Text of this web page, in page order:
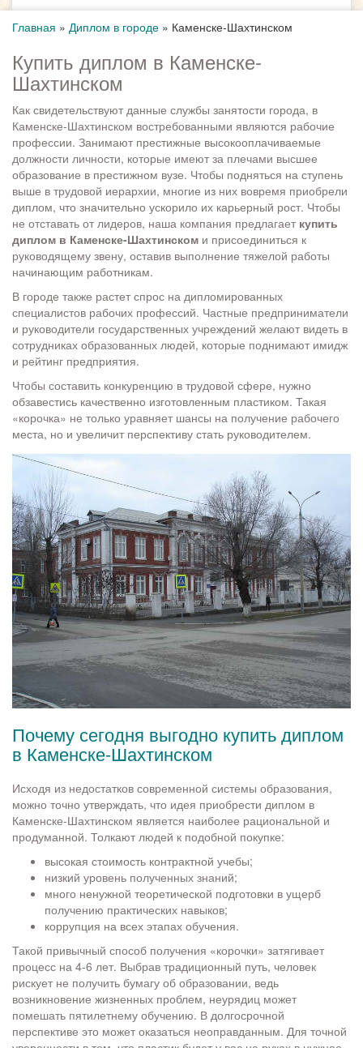
Главная » Диплом в городе » Каменске-Шахтинском
Купить диплом в Каменске-
Шахтинском
Как свидетельствуют данные службы занятости города, в
Каменске-Шахтинском востребованными являются рабочие
профессии. Занимают престижные высокооплачиваемые
должности личности, которые имеют за плечами высшее
образование в престижном вузе. Чтобы подняться на ступень
выше в трудовой иерархии, многие из них вовремя приобрели
диплом, что значительно ускорило их карьерный рост. Чтобы
не отставать от лидеров, наша компания предлагает купить
диплом в Каменске-Шахтинском и присоединиться к
руководящему звену, оставив выполнение тяжелой работы
начинающим работникам.
В городе также растет спрос на дипломированных
специалистов рабочих профессий. Частные предприниматели
и руководители государственных учреждений желают видеть в
сотрудниках образованных людей, которые поднимают имидж
и рейтинг предприятия.
Чтобы составить конкуренцию в трудовой сфере, нужно
обзавестись качественно изготовленным пластиком. Такая
«корочка» не только уравняет шансы на получение рабочего
места, но и увеличит перспективу стать руководителем.
Почему сегодня выгодно купить диплом
в Каменске-Шахтинском
Исходя из недостатков современной системы образования,
можно точно утверждать, что идея приобрести диплом в
Каменске-Шахтинском является наиболее рациональной и
продуманной. Толкают людей к подобной покупке:
высокая стоимость контрактной учебы;
низкий уровень полученных знаний;
много ненужной теоретической подготовки в ущерб
получению практических навыков;
коррупция на всех этапах обучения.
Такой привычный способ получения «корочки» затягивает
процесс на 4-6 лет. Выбрав традиционный путь, человек
рискует не получить бумагу об образовании, ведь
возникновение жизненных проблем, неурядиц может
помешать пятилетнему обучению. В долгосрочной
перспективе это может оказаться неоправданным. Для точной